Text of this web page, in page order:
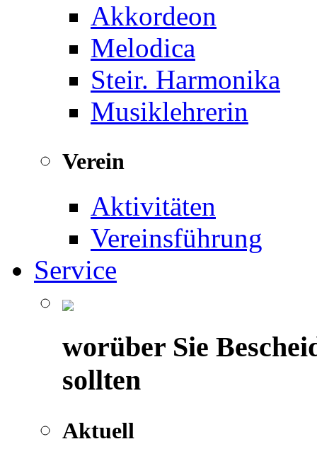
Akkordeon
Melodica
Steir. Harmonika
Musiklehrerin
Verein
Aktivitäten
Vereinsführung
Service
worüber Sie
sollten
Aktuell